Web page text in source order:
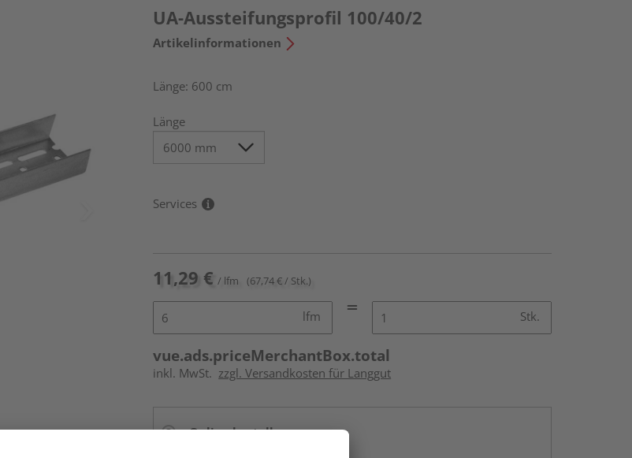
UA-Aussteifungsprofil 100/40/2
Artikelinformationen
Länge: 600 cm
Länge
Services
11,29 € / lfm (67,74 € / Stk.)
lfm Stk.
vue.ads.priceMerchantBox.total
inkl. MwSt. zzgl. Versandkosten für Langgut
Online bestellen